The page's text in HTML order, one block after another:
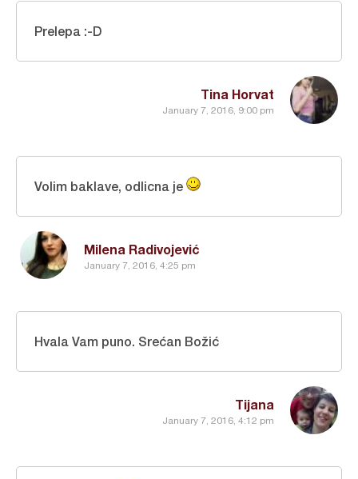
Tina Horvat
January 7, 2016, 9:00 pm
Prelepa :-D
Milena Radivojević
January 7, 2016, 4:25 pm
Volim baklave, odlicna je
Tijana
January 7, 2016, 4:12 pm
Hvala Vam puno. Srećan Božić